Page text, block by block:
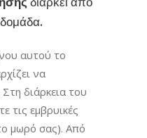
αυτού το
να
διάρκεια του
τις εμβρυικές
μωρό σας). Από